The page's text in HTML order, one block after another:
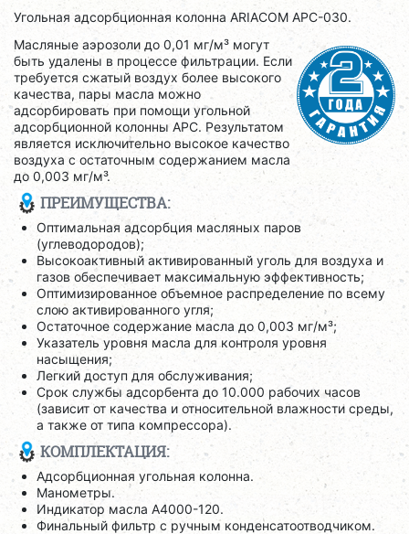
Угольная адсорбционная колонна ARIACOM APС-030.
Масляные аэрозоли до 0,01 мг/м³ могут
быть удалены в процессе фильтрации. Если
требуется сжатый воздух более высокого
качества, пары масла можно
адсорбировать при помощи угольной
адсорбционной колонны APC. Результатом
является исключительно высокое качество
воздуха с остаточным содержанием масла
до 0,003 мг/м³.
ПРЕИМУЩЕСТВА:
Оптимальная адсорбция масляных паров
(углеводородов);
Высокоактивный активированный уголь для воздуха и
газов обеспечивает максимальную эффективность;
Оптимизированное объемное распределение по всему
слою активированного угля;
Остаточное содержание масла до 0,003 мг/м³;
Указатель уровня масла для контроля уровня
насыщения;
Легкий доступ для обслуживания;
Срок службы адсорбента до 10.000 рабочих часов
(зависит от качества и относительной влажности среды,
а также от типа компрессора).
КОМПЛЕКТАЦИЯ:
Адсорбционная угольная колонна.
Манометры.
Индикатор масла А4000-120.
Финальный фильтр с ручным конденсатоотводчиком.